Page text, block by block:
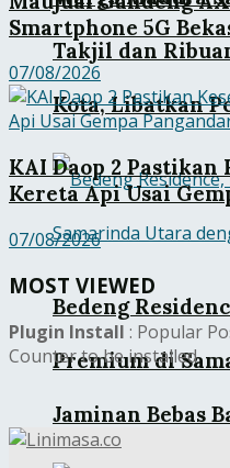
Takjil dan
Kota, Libatkan
Bedeng
Premium di
Jaminan Bebas
Smartphone 5G
07/08/2026
KAI Daop 2
Kereta Api Usai
07/08/2026
MOST VIEWED
Plugin Install : Popular
Counter to be installed